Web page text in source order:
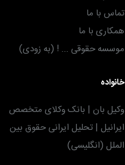
تماس با ما
همکاری با ما
موسسه حقوقی ... ! (به زودی)
خانواده
وکیل بان | بانک وکلای متخصص
ایرانیل | تحلیل ایرانی حقوق بین
الملل (انگلیسی)